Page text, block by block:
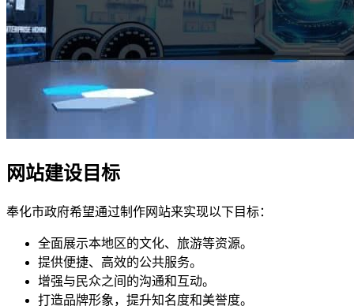
网站建设目标
奉化市政府希望通过制作网站来实现以下目标：
全面展示本地区的文化、旅游等资源。
提供便捷、高效的公共服务。
增强与民众之间的沟通和互动。
打造品牌形象，提升知名度和美誉度。